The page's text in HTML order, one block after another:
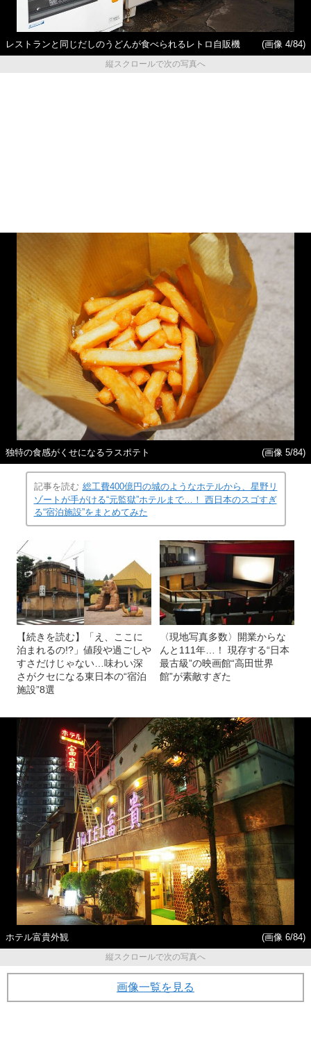
レストランと同じだしのうどんが食べられるレトロ自販機
(画像 4/84)
縦スクロールで次の写真へ
独特の食感がくせになるラスポテト (画像 5/84)
記事を読む 総工費400億円の城のようなホテルから、星野リ
ゾートが手がける“元監獄”ホテルまで…！ 西日本のスゴすぎ
る“宿泊施設”をまとめてみた
【続きを読む】「え、ここに
泊まれるの!?」値段や過ごしや
すさだけじゃない…味わい深
さがクセになる東日本の“宿泊
施設”8選
〈現地写真多数〉開業からな
んと111年…！ 現存する“日本
最古級”の映画館“高田世界
館”が素敵すぎた
ホテル富貴外観
(画像 6/84)
縦スクロールで次の写真へ
画像一覧を見る